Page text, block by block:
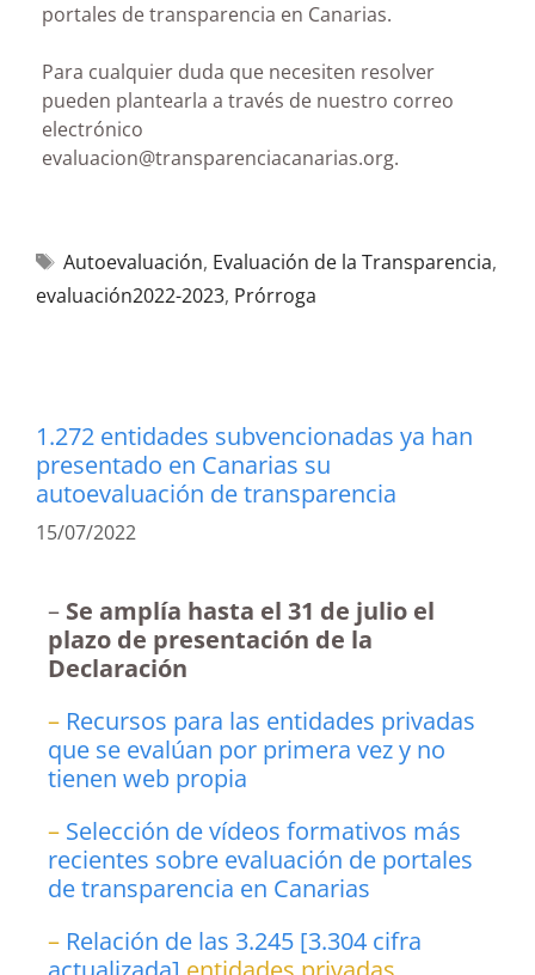
portales de transparencia en Canarias.
Para cualquier duda que necesiten resolver
pueden plantearla a través de nuestro correo
electrónico
evaluacion@transparenciacanarias.org.
Autoevaluación, Evaluación de la Transparencia,
evaluación2022-2023, Prórroga
1.272 entidades subvencionadas ya han
presentado en Canarias su
autoevaluación de transparencia
15/07/2022
– Se amplía hasta el 31 de julio el
plazo de presentación de la
Declaración
– Recursos para las entidades privadas
que se evalúan por primera vez y no
tienen web propia
– Selección de vídeos formativos más
recientes sobre evaluación de portales
de transparencia en Canarias
– Relación de las 3.245 [3.304 cifra